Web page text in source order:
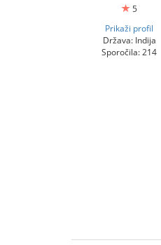
5
Prikaži profil
Država: Indija
Sporočila: 214